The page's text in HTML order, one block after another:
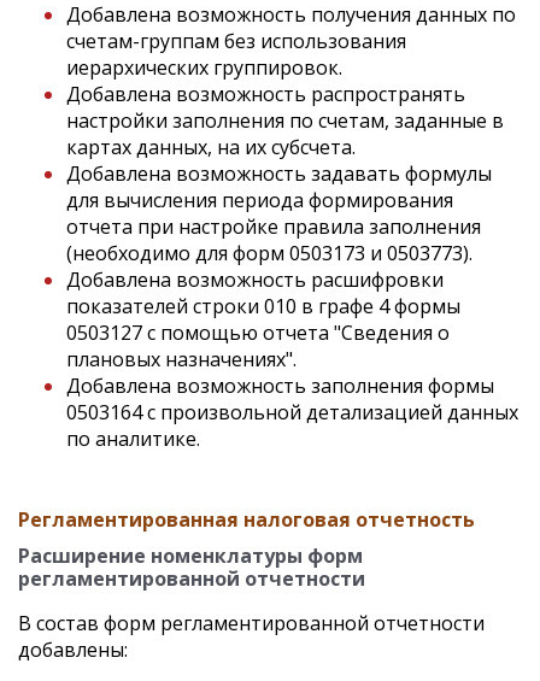
Добавлена возможность получения данных по
счетам-группам без использования
иерархических группировок.
Добавлена возможность распространять
настройки заполнения по счетам, заданные в
картах данных, на их субсчета.
Добавлена возможность задавать формулы
для вычисления периода формирования
отчета при настройке правила заполнения
(необходимо для форм 0503173 и 0503773).
Добавлена возможность расшифровки
показателей строки 010 в графе 4 формы
0503127 с помощью отчета "Сведения о
плановых назначениях".
Добавлена возможность заполнения формы
0503164 с произвольной детализацией данных
по аналитике.
Регламентированная налоговая отчетность
Расширение номенклатуры форм
регламентированной отчетности
В состав форм регламентированной отчетности
добавлены: